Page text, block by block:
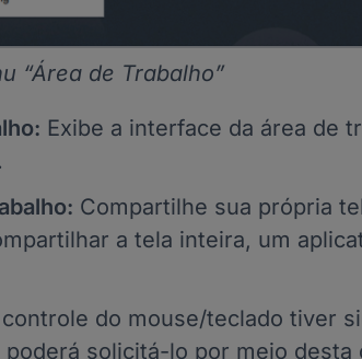
“Área de Trabalho”
Exibe a interface da área de
Compartilhe sua própria
a tela inteira, um
do mouse/teclado tiver
solicitá-lo por meio desta